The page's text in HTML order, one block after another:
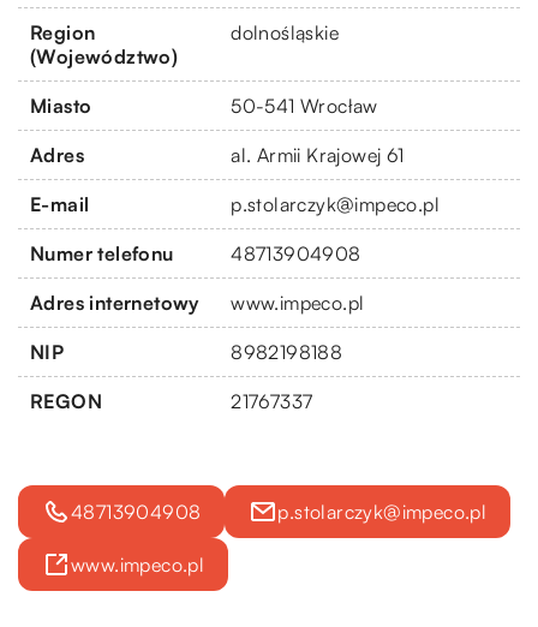
Region
(Województwo)
dolnośląskie
Miasto 50-541 Wrocław
Adres al. Armii Krajowej 61
E-mail p.stolarczyk@impeco.pl
Numer telefonu 48713904908
Adres internetowy www.impeco.pl
NIP 8982198188
REGON 21767337
48713904908 p.stolarczyk@impeco.pl
www.impeco.pl